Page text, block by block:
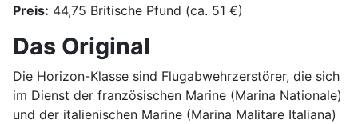
Preis: 44,75 Britische Pfund (ca. 51 €)
Das Original
Die Horizon-Klasse sind Flugabwehrzerstörer, die sich
im Dienst der französischen Marine (Marina Nationale)
und der italienischen Marine (Marina Malitare Italiana)